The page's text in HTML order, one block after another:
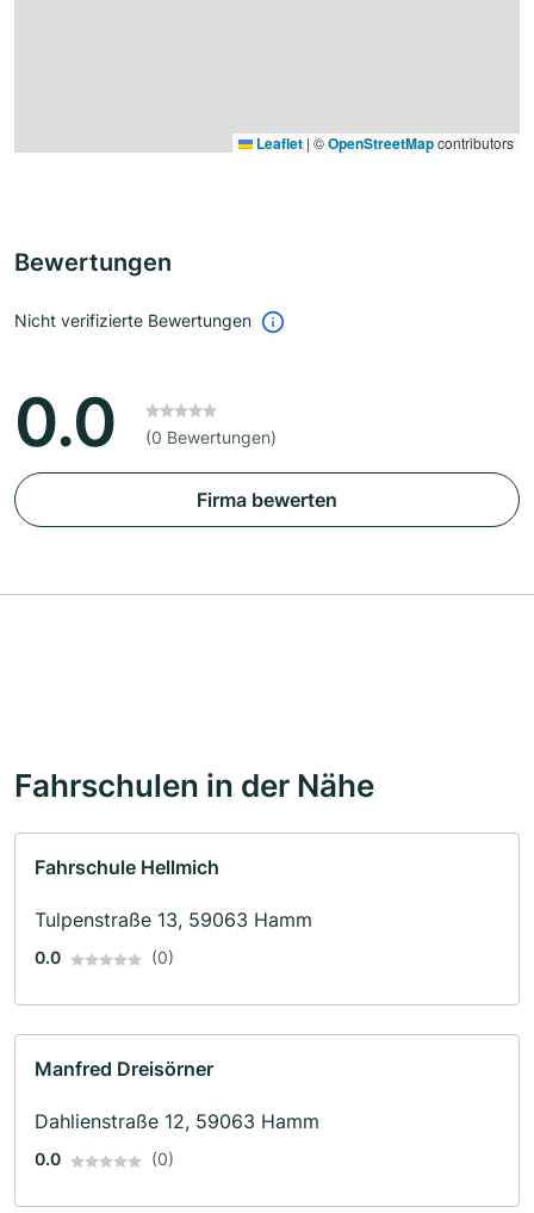
Leaflet | ©OpenStreetMapcontributors
Bewertungen
Nicht verifizierte Bewertungen
0.0 (0 Bewertungen)
Firma bewerten
Fahrschulen in der Nähe
Fahrschule Hellmich
Tulpenstraße 13, 59063 Hamm
0.0 (0)
Manfred Dreisörner
Dahlienstraße 12, 59063 Hamm
0.0 (0)